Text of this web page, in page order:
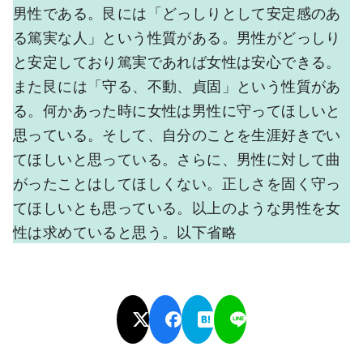
男性である。艮には「どっしりとして安定感のあ
る篤実な人」という性質がある。男性がどっしり
と安定しており篤実であれば女性は安心できる。
また艮には「守る、不動、貞固」という性質があ
る。何かあった時に女性は男性に守ってほしいと
思っている。そして、自分のことを生涯好きでい
てほしいと思っている。さらに、男性に対して曲
がったことはしてほしくない。正しさを固く守っ
てほしいとも思っている。以上のような男性を女
性は求めていると思う。以下省略